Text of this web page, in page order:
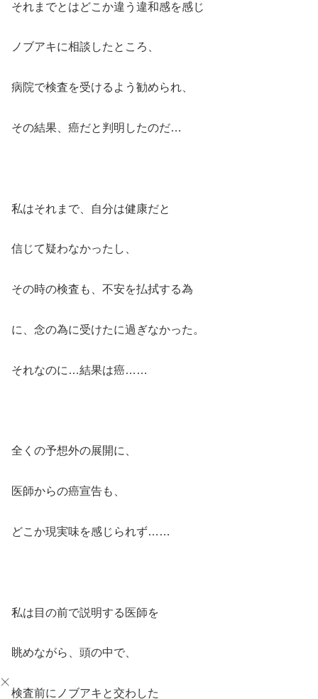
それまでとはどこか違う違和感を感じ
ノブアキに相談したところ、
病院で検査を受けるよう勧められ、
その結果、癌だと判明したのだ…
私はそれまで、自分は健康だと
信じて疑わなかったし、
その時の検査も、不安を払拭する為
に、念の為に受けたに過ぎなかった。
それなのに…結果は癌……
全くの予想外の展開に、
医師からの癌宣告も、
どこか現実味を感じられず……
私は目の前で説明する医師を
眺めながら、頭の中で、
検査前にノブアキと交わした